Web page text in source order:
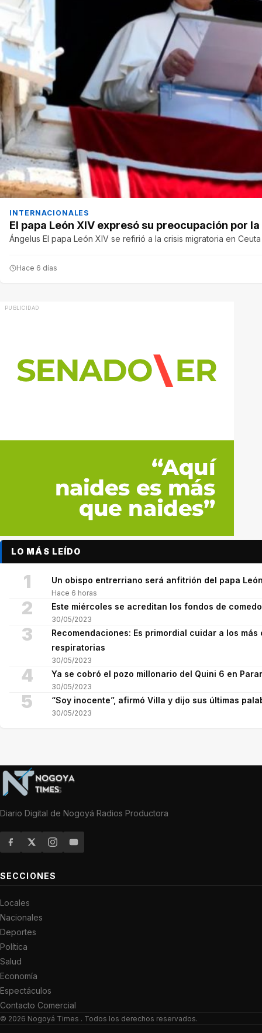
INTERNACIONALES
El papa León XIV expresó su preocupación por
Ángelus El papa León XIV se refirió a la crisis migratoria en
Hace 6 días
LO MÁS LEÍDO
1 Un obispo entrerriano será anfitrión del papa
Hace 6 horas
2 Este miércoles se acreditan los fondos de
30/05/2023
3
Recomendaciones: Es primordial cuidar a los
respiratorias
30/05/2023
4 Ya se cobró el pozo millonario del Quini 6 en
30/05/2023
5 “Soy inocente”, afirmó Villa y dijo sus últimas
30/05/2023
Diario Digital de Nogoyá Radios Productora
SECCIONES
Locales
Nacionales
Deportes
Política
Salud
Economía
Espectáculos
Contacto Comercial
© 2026 Nogoyá Times . Todos los derechos reservados.